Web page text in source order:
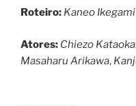
Roteiro: Kaneo Ikegami
Atores: Chiezo Kataoka
Masaharu Arikawa,